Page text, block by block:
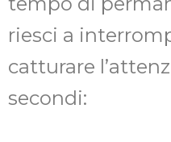
riesci a
catturare
secondi: